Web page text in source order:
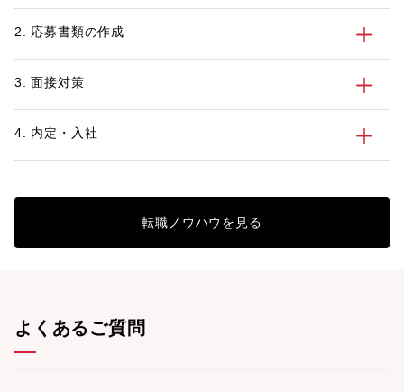
2. 応募書類の作成
3. 面接対策
4. 内定・入社
転職ノウハウを見る
よくあるご質問